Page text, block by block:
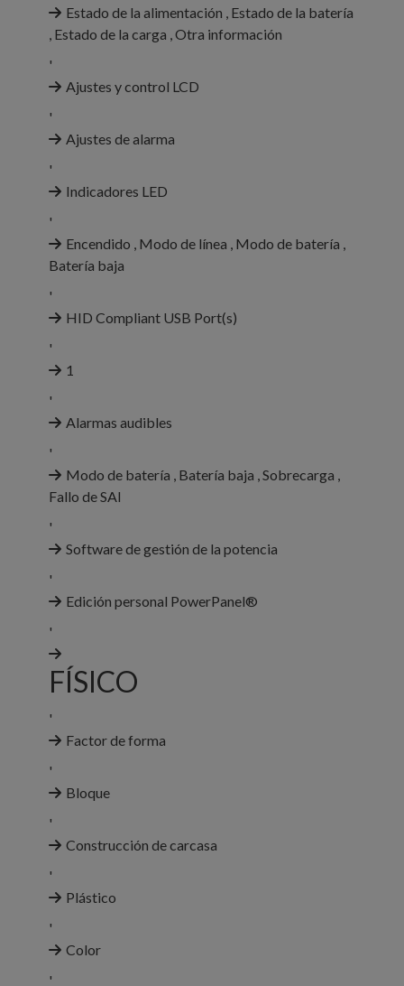
Estado de la alimentación , Estado de la batería
, Estado de la carga , Otra información
'
Ajustes y control LCD
'
Ajustes de alarma
'
Indicadores LED
'
Encendido , Modo de línea , Modo de batería ,
Batería baja
'
HID Compliant USB Port(s)
'
1
'
Alarmas audibles
'
Modo de batería , Batería baja , Sobrecarga ,
Fallo de SAI
'
Software de gestión de la potencia
'
Edición personal PowerPanel®
'
FÍSICO
'
Factor de forma
'
Bloque
'
Construcción de carcasa
'
Plástico
'
Color
'